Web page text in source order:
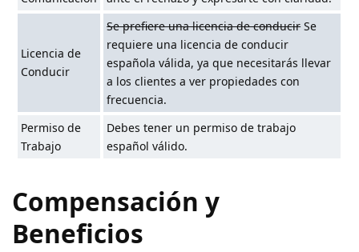
Licencia de
Conducir
Se prefiere una licencia de conducirSe
requiere una licencia de conducir
española válida, ya que necesitarás llevar
a los clientes a ver propiedades con
frecuencia.
Permiso de
Trabajo
Debes tener un permiso de trabajo
español válido.
Compensación y
Beneficios